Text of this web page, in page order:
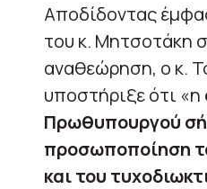
Αποδίδοντας
του κ. Μητσοτάκη
αναθεώρηση, ο κ.
υποστήριξε ότι «η
Πρωθυπουργού
προσωποποίηση
και του